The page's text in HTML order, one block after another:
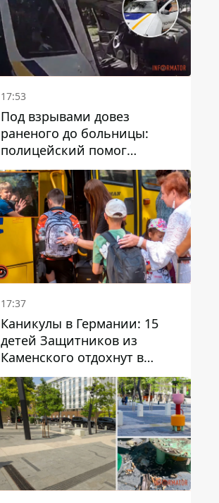
17:53
Под взрывами довез
раненого до больницы:
полицейский помог
пострадавшему после атаки
на Каменский район
17:37
Каникулы в Германии: 15
детей Защитников из
Каменского отдохнут в
Вуппертале